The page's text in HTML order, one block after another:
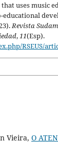
uses music
educational
Revista
,11(Esp).
RSEUS/
Vieira, O